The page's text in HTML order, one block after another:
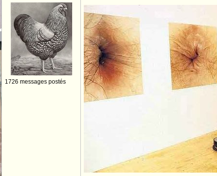
1726 messages postés